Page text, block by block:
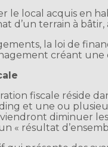
le local acquis en
d’un terrain à
la loi de
créant
fiscale réside
et une ou
diminuer
« résultat